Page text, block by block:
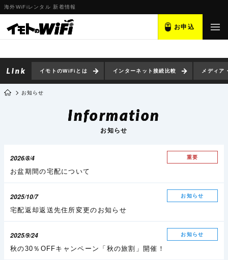
海外WiFiレンタル 新着情報
お申込
イモトのWiFiとは インターネット接続比較 メディア
お知らせ
Information
お知らせ
2026/8/4 重要
お盆期間の宅配について
2025/10/7 お知らせ
宅配返却返送先住所変更のお知らせ
2025/9/24 お知らせ
秋の30％OFFキャンペーン「秋の旅割」開催！